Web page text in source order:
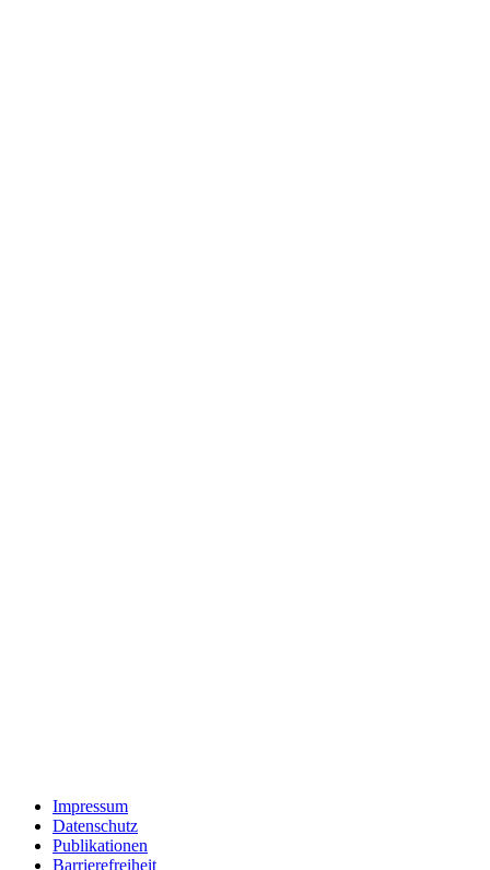
Impressum
Datenschutz
Publikationen
Barrierefreiheit